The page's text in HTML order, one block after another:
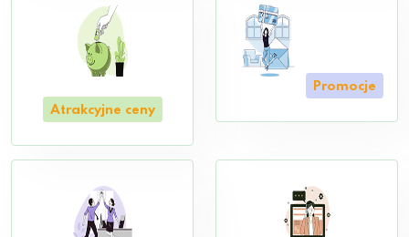
Atrakcyjne ceny
Promocje